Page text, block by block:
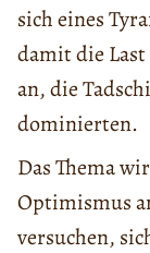
sich eines
damit die Last
an, die
dominierten.
Das Thema
Optimismus
versuchen,